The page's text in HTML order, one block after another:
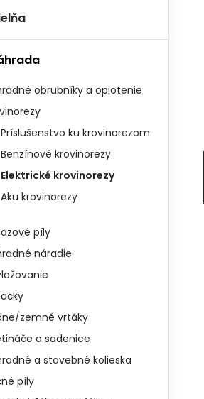
obrubníky a oplotenie
Príslušenstvo ku krovinorezom
Benzínové krovinorezy
Elektrické krovinorezy
Aku krovinorezy
píly
náradie
zemné vrtáky
a sadenice
a stavebné kolieska
píly